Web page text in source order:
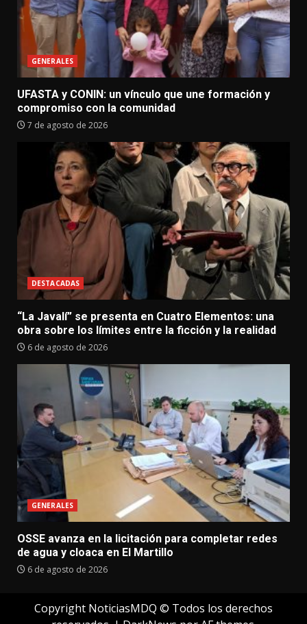
GENERALES
UFASTA y CONIN: un vínculo que une formación y
compromiso con la comunidad
7 de agosto de 2026
DESTACADAS
“La Javalí” se presenta en Cuatro Elementos: una
obra sobre los límites entre la ficción y la realidad
6 de agosto de 2026
GENERALES
OSSE avanza en la licitación para completar redes
de agua y cloaca en El Martillo
6 de agosto de 2026
Copyright NoticiasMDQ © Todos los derechos